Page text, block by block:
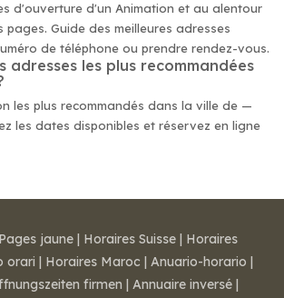
d'ouverture d'un Animation et au alentour
pages. Guide des meilleures adresses
de téléphone ou prendre rendez-vous.
adresses les plus recommandées
les plus recommandés dans la ville de —
les dates disponibles et réservez en ligne
Pages jaune | Horaires Suisse | Horaires
orari | Horaires Maroc | Anuario-horario |
firmen | Annuaire inversé |